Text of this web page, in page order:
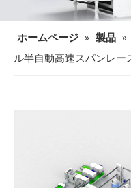
ホームページ » 製品 »
ル半自動高速スパンレー